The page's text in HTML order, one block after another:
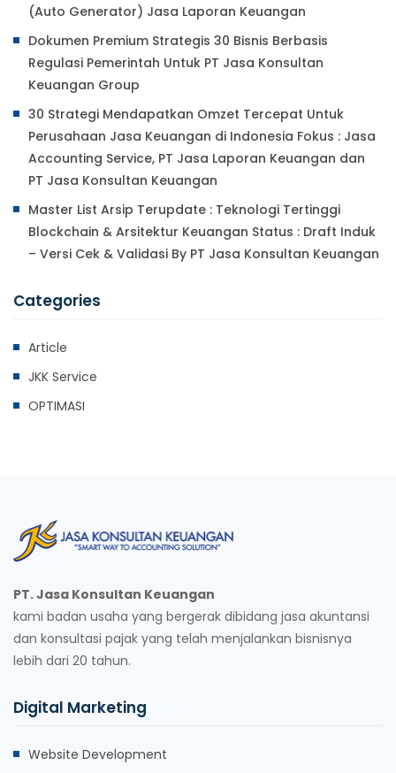
(Auto Generator) Jasa Laporan Keuangan
Dokumen Premium Strategis 30 Bisnis Berbasis
Regulasi Pemerintah Untuk PT Jasa Konsultan
Keuangan Group
30 Strategi Mendapatkan Omzet Tercepat Untuk
Perusahaan Jasa Keuangan di Indonesia Fokus : Jasa
Accounting Service, PT Jasa Laporan Keuangan dan
PT Jasa Konsultan Keuangan
Master List Arsip Terupdate : Teknologi Tertinggi
Blockchain & Arsitektur Keuangan Status : Draft Induk
– Versi Cek & Validasi By PT Jasa Konsultan Keuangan
Categories
Article
JKK Service
OPTIMASI
PT. Jasa Konsultan Keuangan
kami badan usaha yang bergerak dibidang jasa akuntansi
dan konsultasi pajak yang telah menjalankan bisnisnya
lebih dari 20 tahun.
Digital Marketing
Website Development